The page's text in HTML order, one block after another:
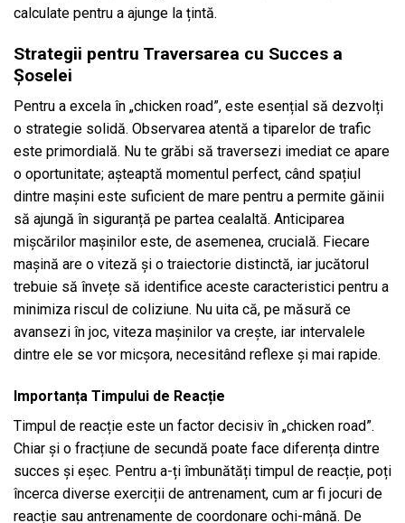
calculate pentru a ajunge la țintă.
Strategii pentru Traversarea cu Succes a
Șoselei
Pentru a excela în „chicken road”, este esențial să dezvolți
o strategie solidă. Observarea atentă a tiparelor de trafic
este primordială. Nu te grăbi să traversezi imediat ce apare
o oportunitate; așteaptă momentul perfect, când spațiul
dintre mașini este suficient de mare pentru a permite găinii
să ajungă în siguranță pe partea cealaltă. Anticiparea
mișcărilor mașinilor este, de asemenea, crucială. Fiecare
mașină are o viteză și o traiectorie distinctă, iar jucătorul
trebuie să învețe să identifice aceste caracteristici pentru a
minimiza riscul de coliziune. Nu uita că, pe măsură ce
avansezi în joc, viteza mașinilor va crește, iar intervalele
dintre ele se vor micșora, necesitând reflexe și mai rapide.
Importanța Timpului de Reacție
Timpul de reacție este un factor decisiv în „chicken road”.
Chiar și o fracțiune de secundă poate face diferența dintre
succes și eșec. Pentru a-ți îmbunătăți timpul de reacție, poți
încerca diverse exerciții de antrenament, cum ar fi jocuri de
reacție sau antrenamente de coordonare ochi-mână. De